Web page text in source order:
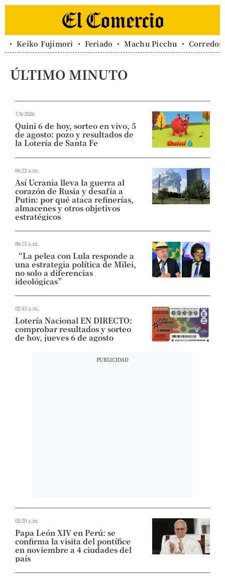
Keiko Fujimori Feriado Machu Picchu Corredor
ÚLTIMO MINUTO
7/8/2026
Quini 6 de hoy, sorteo en vivo, 5
de agosto: pozo y resultados de
la Lotería de Santa Fe
06:22 a.m.
Así Ucrania lleva la guerra al
corazón de Rusia y desafía a
Putin: por qué ataca refinerías,
almacenes y otros objetivos
estratégicos
06:15 a.m.
“La pelea con Lula responde a
una estrategia política de Milei,
no solo a diferencias
ideológicas”
02:43 a.m.
Lotería Nacional EN DIRECTO:
comprobar resultados y sorteo
de hoy, jueves 6 de agosto
02:20 a.m.
Papa León XIV en Perú: se
confirma la visita del pontífice
en noviembre a 4 ciudades del
país